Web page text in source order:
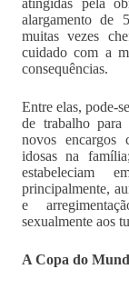
atingidas pela
alargamento de
muitas vezes
cuidado com a
consequências.
Entre elas, pode-
de trabalho para
novos encargos
idosas na
estabeleciam
principalmente,
e
sexualmente aos
A Copa do